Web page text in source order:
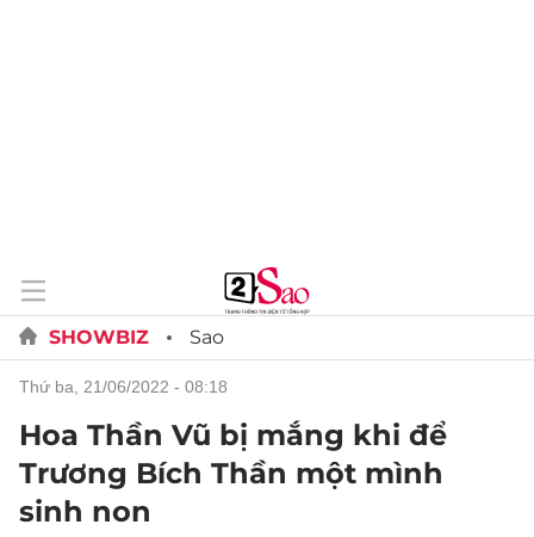
SHOWBIZ Sao
thứ ba, 21/06/2022 - 08:18
Hoa Thần Vũ bị mắng khi để
Trương Bích Thần một mình
sinh non